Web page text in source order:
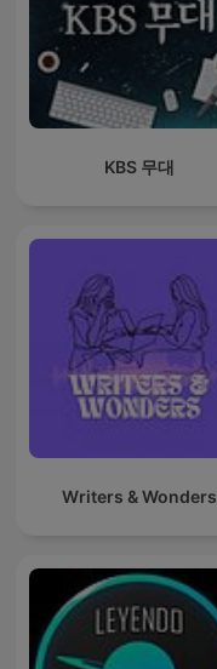
KBS 무대
Writers & Wonders